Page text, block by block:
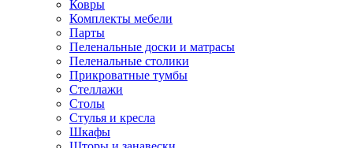
Ковры
Комплекты мебели
Парты
Пеленальные доски и матрасы
Пеленальные столики
Прикроватные тумбы
Стеллажи
Столы
Стулья и кресла
Шкафы